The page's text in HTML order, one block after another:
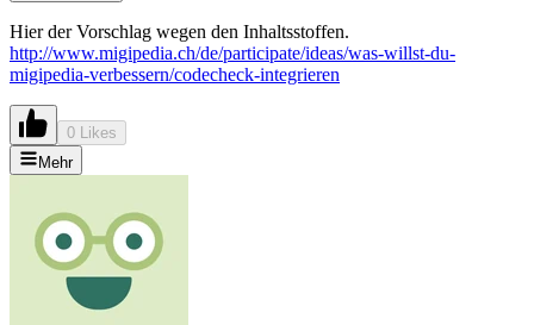
Hier der Vorschlag wegen den Inhaltsstoffen.
http://www.migipedia.ch/de/participate/ideas/was-willst-du-
migipedia-verbessern/codecheck-integrieren
0 Likes
Mehr